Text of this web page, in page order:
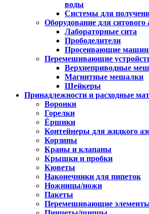
воды
Системы для
Оборудование для ситового
Лабораторные сита
Прободелители
Просеивающие
Перемешивающие
Верхнеприводные
Магнитные мешалки
Шейкеры
Принадлежности и расходные
Воронки
Горелки
Ёршики
Контейнеры для жидкого
Корзины
Краны и клапаны
Крышки и пробки
Кюветы
Наконечники для пипеток
Ножницы/ножи
Пакеты
Перемешивающие